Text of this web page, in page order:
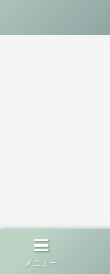
メニュー